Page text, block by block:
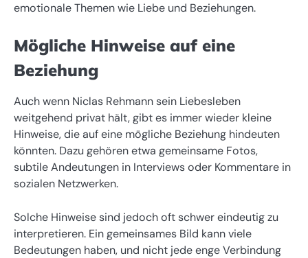
emotionale Themen wie Liebe und Beziehungen.
Mögliche Hinweise auf eine
Beziehung
Auch wenn Niclas Rehmann sein Liebesleben
weitgehend privat hält, gibt es immer wieder kleine
Hinweise, die auf eine mögliche Beziehung hindeuten
könnten. Dazu gehören etwa gemeinsame Fotos,
subtile Andeutungen in Interviews oder Kommentare in
sozialen Netzwerken.
Solche Hinweise sind jedoch oft schwer eindeutig zu
interpretieren. Ein gemeinsames Bild kann viele
Bedeutungen haben, und nicht jede enge Verbindung